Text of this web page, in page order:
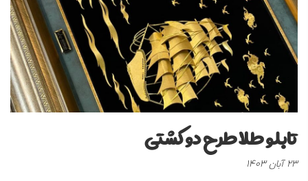
تابلو طلا طرح دو کشتی
نوشته
23 آبان 1403